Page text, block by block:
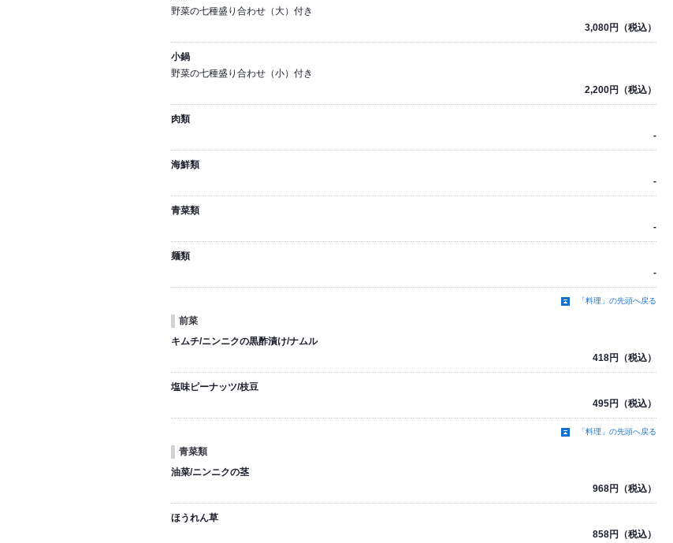
野菜の七種盛り合わせ（大）付き
3,080円（税込）
小鍋
野菜の七種盛り合わせ（小）付き
2,200円（税込）
肉類
-
海鮮類
-
青菜類
-
麺類
-
「料理」の先頭へ戻る
前菜
キムチ/ニンニクの黒酢漬け/ナムル
418円（税込）
塩味ピーナッツ/枝豆
495円（税込）
「料理」の先頭へ戻る
青菜類
油菜/ニンニクの茎
968円（税込）
ほうれん草
858円（税込）